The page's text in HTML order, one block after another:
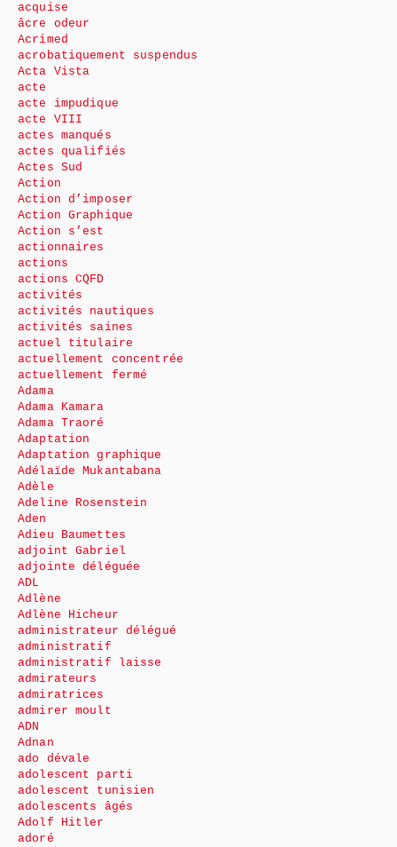
acquise
âcre odeur
Acrimed
acrobatiquement suspendus
Acta Vista
acte
acte impudique
acte VIII
actes manqués
actes qualifiés
Actes Sud
Action
Action d’imposer
Action Graphique
Action s’est
actionnaires
actions
actions CQFD
activités
activités nautiques
activités saines
actuel titulaire
actuellement concentrée
actuellement fermé
Adama
Adama Kamara
Adama Traoré
Adaptation
Adaptation graphique
Adélaïde Mukantabana
Adèle
Adeline Rosenstein
Aden
Adieu Baumettes
adjoint Gabriel
adjointe déléguée
ADL
Adlène
Adlène Hicheur
administrateur délégué
administratif
administratif laisse
admirateurs
admiratrices
admirer moult
ADN
Adnan
ado dévale
adolescent parti
adolescent tunisien
adolescents âgés
Adolf Hitler
adoré